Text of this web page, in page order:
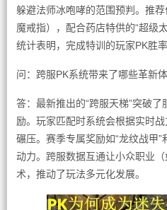
躲避法师冰咆哮的范围预判。推
魔戒指），配合药店特供的“超级
统计表明，完成特训的玩家PK胜率
问：跨服PK系统带来了哪些革新体
答：最新推出的“跨服天梯”突破
励。玩家匹配时系统会根据实时
碾压。赛季专属奖励如“龙纹战甲”
动力。跨服数据互通让小众职业
术，推动了玩法多元化发展。